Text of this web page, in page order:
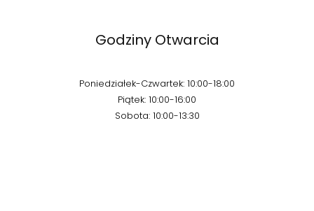
Godziny Otwarcia
Poniedziałek-Czwartek: 10:00-18:00
Piątek: 10:00-16:00
Sobota: 10:00-13:30